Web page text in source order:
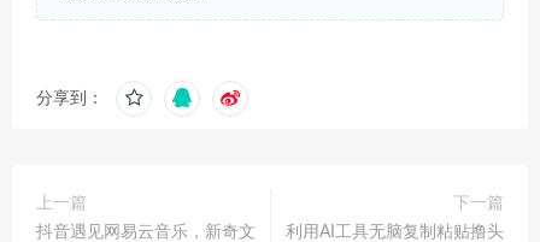
分享到：
上一篇
抖音遇见网易云音乐，新奇文
下一篇
利用AI工具无脑复制粘贴撸头